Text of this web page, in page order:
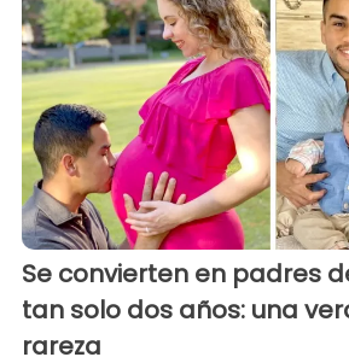
Se convierten en padres
tan solo dos años: una
rareza